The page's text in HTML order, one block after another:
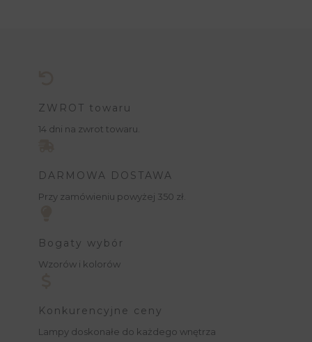
ZWROT towaru
14 dni na zwrot towaru.
DARMOWA DOSTAWA
Przy zamówieniu powyżej 350 zł.
Bogaty wybór
Wzorów i kolorów
Konkurencyjne ceny
Lampy doskonałe do każdego wnętrza